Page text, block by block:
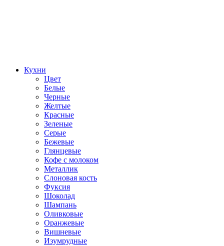
Кухни
Цвет
Белые
Черные
Желтые
Красные
Зеленые
Серые
Бежевые
Глянцевые
Кофе с молоком
Металлик
Слоновая кость
Фуксия
Шоколад
Шампань
Оливковые
Оранжевые
Вишневые
Изумрудные